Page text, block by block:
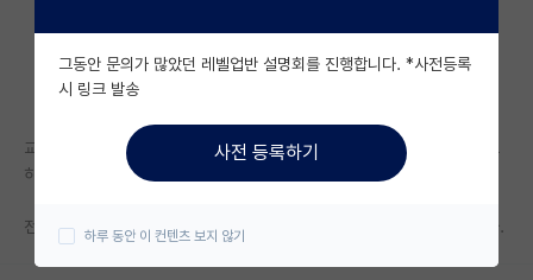
자유 게시판(아무개랩)
미국 유학 게시판
미국 대학원 합격 후기 게시판
대학원생 모집 게시판
연구실(PI) 홍보 게시판
교수님께서 학회나 외부 기업체 출장갈 때 명함 파두면 좋다고 하나 파려고
하는데 석사나 박사과정 때 다들 명함 파셨나요?
전공은 이공계고 과제 때문에 국가연, 사기업이랑 컨택이 좀 있는 편입니다.
그동안 문의가 많았던 레벨업반 설명회를 진행합니다. *사전등록
시 링크 발송
사전 등록하기
하루 동안 이 컨텐츠 보지 않기